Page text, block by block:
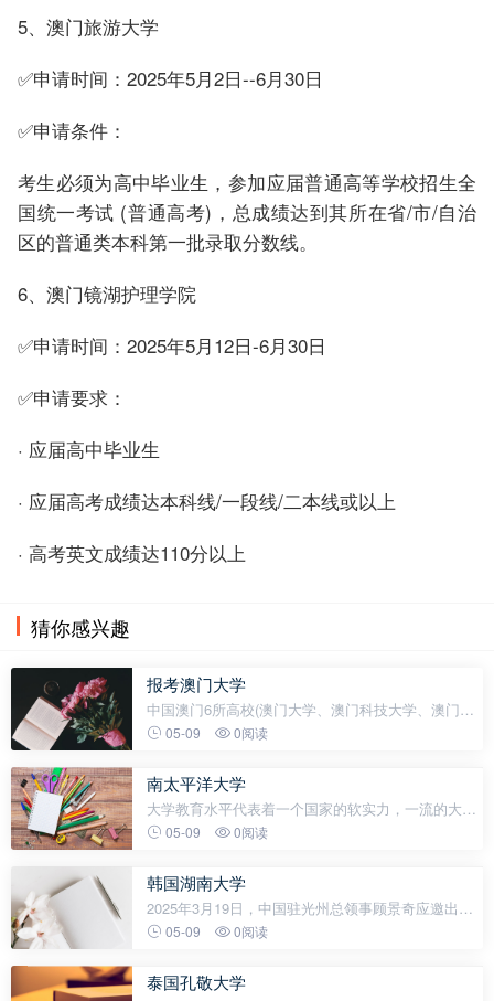
5、澳门旅游大学
✅申请时间：2025年5月2日--6月30日
✅申请条件：
考生必须为高中毕业生，参加应届普通高等学校招生全
国统一考试 (普通高考)，总成绩达到其所在省/市/自治
区的普通类本科第一批录取分数线。
6、澳门镜湖护理学院
✅申请时间：2025年5月12日-6月30日
✅申请要求：
· 应届高中毕业生
· 应届高考成绩达本科线/一段线/二本线或以上
· 高考英文成绩达110分以上
猜你感兴趣
报考澳门大学
中国澳门6所高校(澳门大学、澳门科技大学、澳门理
工大学、澳门城市大学、澳门旅游大学及澳门镜湖护
是，除澳门镜湖护理学院
05-09 0阅读
南太平洋大学
大学教育水平代表着一个国家的软实力，一流的大学
能够培养出一批一流的人才，而优秀的人才直接关系
口稀少，但这里仍然有一所知名大
05-09 0阅读
韩国湖南大学
2025年3月19日，中国驻光州总领事顾景奇应邀出席
第十期韩国湖南大学中国最高经营者课程开课仪式并
人参加。顾总领事重点介绍
05-09 0阅读
泰国孔敬大学